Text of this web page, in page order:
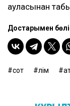
ауласынан
Достарыңмен
сот өлім